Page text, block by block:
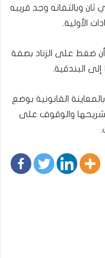
وبالتفاته وجد قريبه
الأولية.
أن ضغط على الزناد بصفة
البندقية.
القانونية بوضع
والوقوف على